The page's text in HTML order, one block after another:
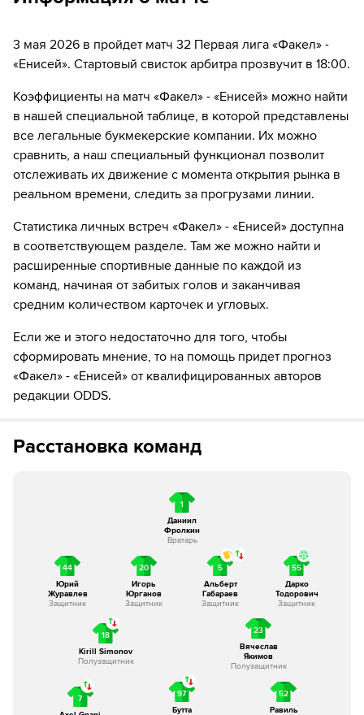
74´ Игрок "Факел" Дарко Тодорович забивает гол!
Альшин
76´ Замена "Факел": Axel Gnapi ↔ Мераби Уридия
82´ Замена "Енисей": Амир Батырев ↔ Артем Гюрджан
85´
Вторая жёлтая! Игрок "Факел" Николай Гиоргобиани
90´+2ГОЛ!
90´+4 Замена "Факел": Kirill Simonov ↔ Aleksandr Belyaev
3 мая 2026 в пройдет матч 32 Первая лига «Факел» -
«Енисей». Стартовый свисток арбитра прозвучит в 18:00.
Коэффициенты на матч «Факел» - «Енисей» можно найти
в нашей специальной таблице, в которой представлены
все легальные букмекерские компании. Их можно
сравнить, а наш специальный функционал позволит
отслеживать их движение с момента открытия рынка в
реальном времени, следить за прогрузами линии.
Статистика личных встреч «Факел» - «Енисей» доступна
в соответствующем разделе. Там же можно найти и
расширенные спортивные данные по каждой из
команд, начиная от забитых голов и заканчивая
средним количеством карточек и угловых.
Если же и этого недостаточно для того, чтобы
сформировать мнение, то на помощь придет прогноз
«Факел» - «Енисей» от квалифицированных авторов
редакции ODDS.
Расстановка команд
1
Даниил
Фролкин
Вратарь
44
Юрий
Журавлев
Защитник
20
Игорь
Юрганов
Защитник
5
Альберт
Габараев
Защитник
55
Дарко
Тодорович
Защитник
18
Kirill Simonov
Полузащитник
23
Вячеслав
Якимов
Полузащитник
7
97
Бутта
52
Равиль